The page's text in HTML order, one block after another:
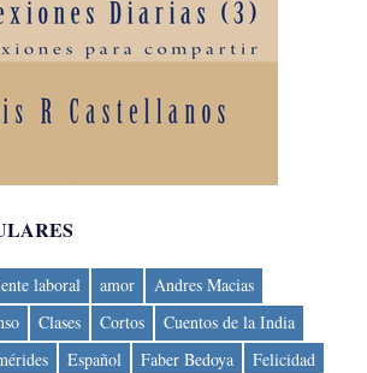
laboral amor
Andres Macias
Clases Cortos
Cuentos de la India
Español Faber Bedoya
Felicidad